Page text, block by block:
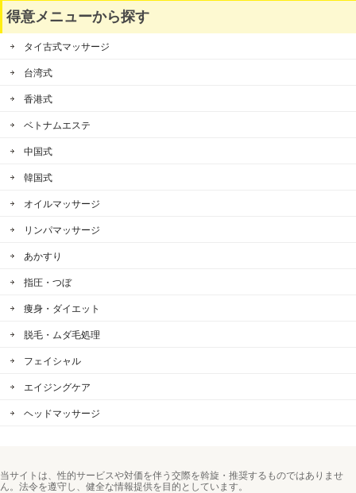
得意メニューから探す
タイ古式マッサージ
台湾式
香港式
ベトナムエステ
中国式
韓国式
オイルマッサージ
リンパマッサージ
あかすり
指圧・つぼ
痩身・ダイエット
脱毛・ムダ毛処理
フェイシャル
エイジングケア
ヘッドマッサージ
当サイトは、性的サービスや対価を伴う交際を斡旋・推奨するものではありませ
ん。法令を遵守し、健全な情報提供を目的としています。